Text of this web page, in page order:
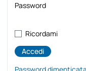
Password
Ricordami